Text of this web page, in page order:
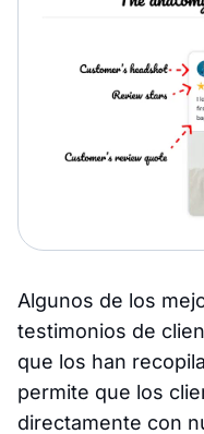
Algunos de los
testimonios de
que los han
permite que los
directamente con